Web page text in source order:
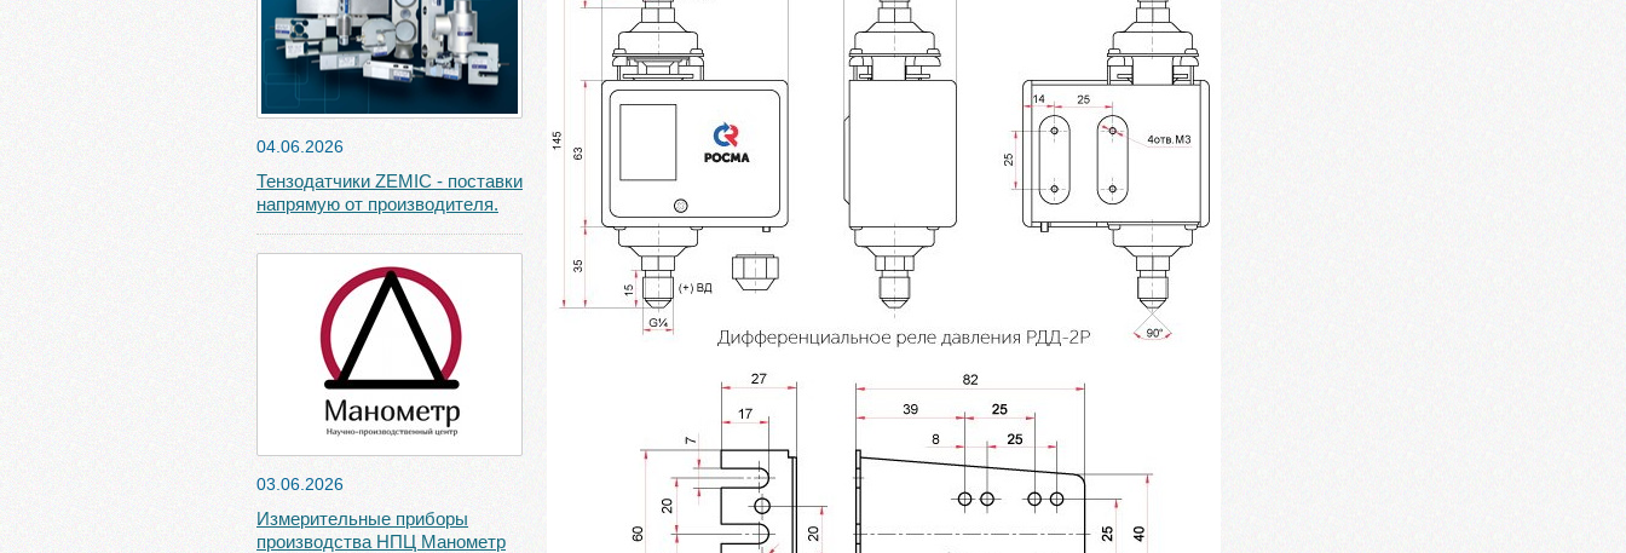
04.06.2026
Тензодатчики ZEMIC - поставки
напрямую от производителя.
03.06.2026
Измерительные приборы
производства НПЦ Манометр